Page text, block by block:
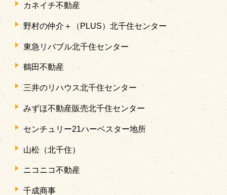
カネイチ不動産
野村の仲介＋（PLUS）北千住センター
東急リバブル北千住センター
鶴田不動産
三井のリハウス北千住センター
みずほ不動産販売北千住センター
センチュリー21ハーベスター地所
山松（北千住）
ニコニコ不動産
千成商事